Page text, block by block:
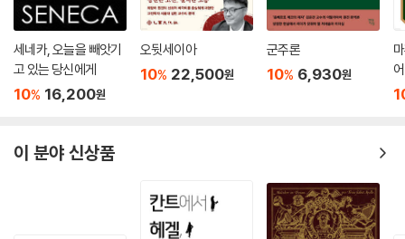
4) 선택과 결단의 자유 251
5) 영원한 평화 258
6) 칸트의 종교관 265
7) 비판적 고찰 269
1) 자연으로부터 자유로의 이전 273
4) 아름다움과 숭고함의 분석 282
세네카, 오늘을 빼앗기
고 있는 당신에게
10% 16,200원
오뒷세이아
10% 22,500원
군주론
10% 6,930원
어
이 분야 신상품